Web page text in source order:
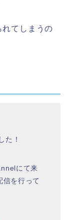
てしまうの
た！
にて来
を行って